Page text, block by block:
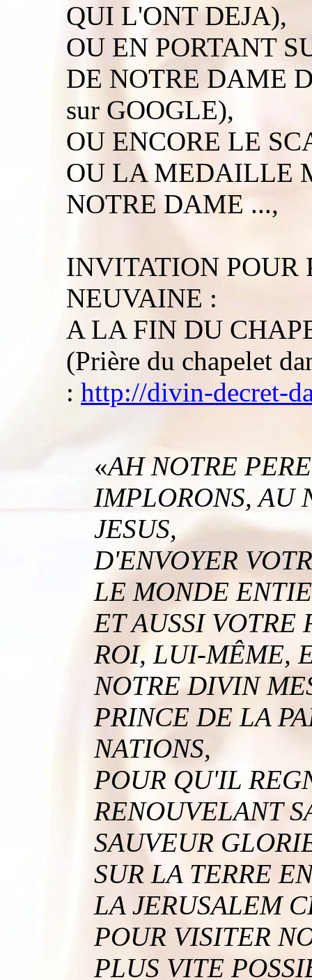
QUI L'ONT DEJA),
OU EN PORTANT
DE NOTRE DAME
sur GOOGLE),
OU ENCORE LE
OU LA MEDAILLE
NOTRE DAME ...,
INVITATION POUR
NEUVAINE :
A LA FIN DU
(Prière du chapelet
:http://divin-decret-
«AH NOTRE
IMPLORONS, AU
JESUS,
D'ENVOYER
LE MONDE
ET AUSSI VOTRE
ROI, LUI-MÊME,
NOTRE DIVIN
PRINCE DE LA
NATIONS,
POUR QU'IL
RENOUVELANT
SAUVEUR
SUR LA TERRE
LA JERUSALEM
POUR VISITER
PLUS VITE